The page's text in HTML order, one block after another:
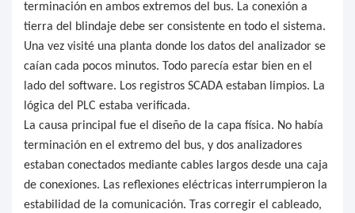
terminación en ambos extremos del bus. La conexión a
tierra del blindaje debe ser consistente en todo el sistema.
Una vez visité una planta donde los datos del analizador se
caían cada pocos minutos. Todo parecía estar bien en el
lado del software. Los registros SCADA estaban limpios. La
lógica del PLC estaba verificada.
La causa principal fue el diseño de la capa física. No había
terminación en el extremo del bus, y dos analizadores
estaban conectados mediante cables largos desde una caja
de conexiones. Las reflexiones eléctricas interrumpieron la
estabilidad de la comunicación. Tras corregir el cableado,